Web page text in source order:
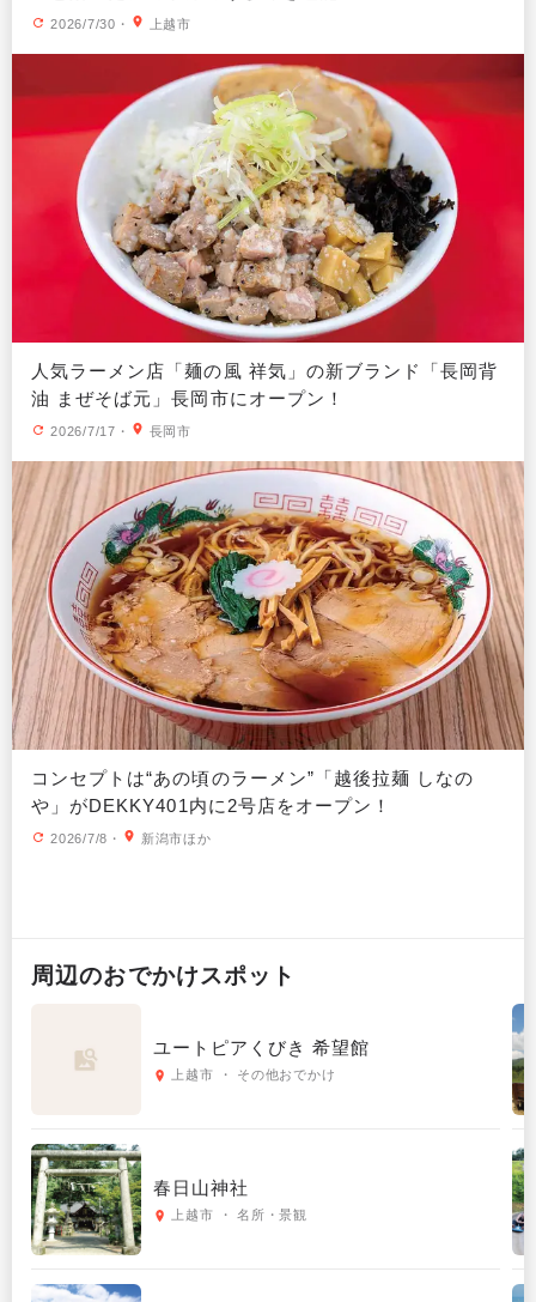
2026/7/30 ・ 上越市
人気ラーメン店「麺の風 祥気」の新ブランド「長岡背
油 まぜそば元」長岡市にオープン！
2026/7/17 ・ 長岡市
コンセプトは“あの頃のラーメン”「越後拉麺 しなの
や」がDEKKY401内に2号店をオープン！
2026/7/8 ・ 新潟市ほか
周辺のおでかけスポット
ユートピアくびき 希望館
上越市 ・ その他おでかけ
春日山神社
上越市 ・ 名所・景観